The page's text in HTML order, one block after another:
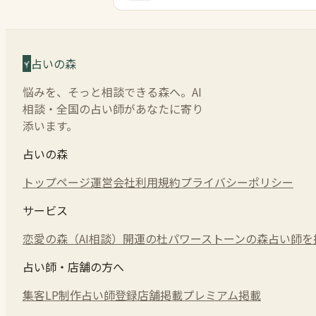
占いの森
悩みを、そっと相談できる森へ。AI
相談・全国の占い師があなたに寄り
添います。
占いの森
トップページ運営会社利用規約プライバシーポリシー
サービス
恋愛の森（AI相談） 開運の杜パワーストーンの森占い師
占い師・店舗の方へ
集客LP制作占い師登録店舗掲載プレミアム掲載